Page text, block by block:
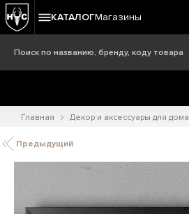
КАТАЛОГМагазины
Главная Декор и аксессуары для дома
Предыдущий